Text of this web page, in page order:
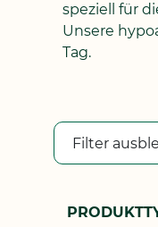
speziell für
Unsere
Tag.
Filter